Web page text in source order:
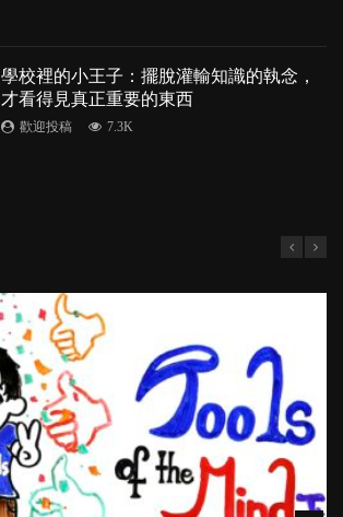
學校裡的小王子：擺脫灌輸知識的執念，
才看得見真正重要的東西
歡迎投稿 7.3K